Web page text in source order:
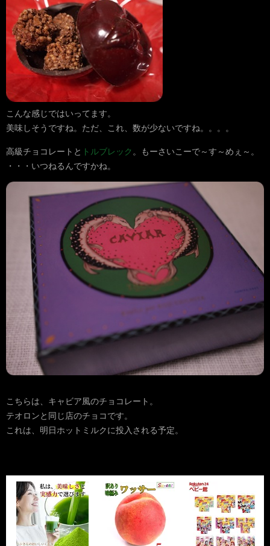
こんな感じではいってます。
美味しそうですね。ただ、これ、数が少ないですね。。。。
高級チョコレートと トルブレック。もーさいこーで～す～めぇ～。
・・・いつねるんですかね。
こちらは、キャビア風のチョコレート。
テオロンと同じ店のチョコです。
これは、明日ホットミルクに投入される予定。